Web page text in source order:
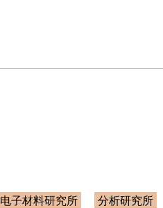
电子材料研究所 分析研究所